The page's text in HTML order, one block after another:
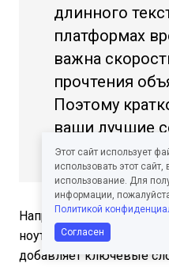
длинного
платформах
важна
прочтения
Поэтому
ваши лучшие
Этот
Например, в
ноутбука продавец
добавляет ключевые
Этот сайт использует
использовать этот
использование. Для
информации,
Политикой
Согласен